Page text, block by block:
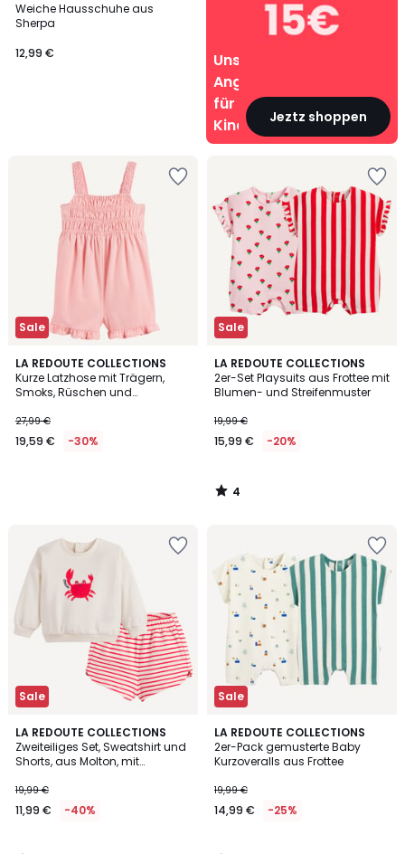
Weiche Hausschuhe aus
Sherpa
12,99 €
Unsere
Angebote
für
Kinder
Jeztz shoppen
Sale
LA REDOUTE COLLECTIONS
Kurze Latzhose mit Trägern,
Smoks, Rüschen und
27,99 €
19,59 € -30%
Sale
LA REDOUTE COLLECTIONS
2er-Set Playsuits aus Frottee mit
Blumen- und Streifenmuster
19,99 €
15,99 € -20%
4
/
5
4
/
Sale
LA REDOUTE COLLECTIONS
Zweiteiliges Set, Sweatshirt und
Shorts, aus Molton, mit
19,99 €
11,99 € -40%
2
/
5
Sale
LA REDOUTE COLLECTIONS
2er-Pack gemusterte Baby
Kurzoveralls aus Frottee
19,99 €
14,99 € -25%
5
/
5